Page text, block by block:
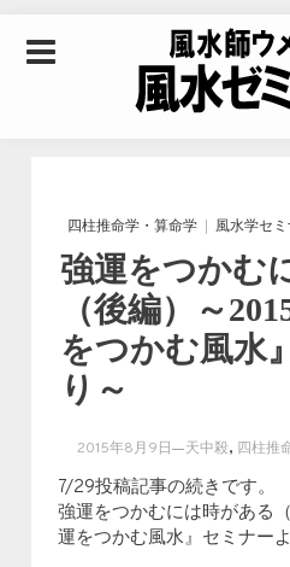
水ゼミナ
学・四柱
学を合わ
四柱推命学・算命学 風水学セ
強運をつかむ
（後編）～
をつかむ風水
り～
2015年8月9日 天中殺, 四柱推
7/29投稿記事の続きです。
強運をつかむには時がある
運をつかむ風水』セミナー